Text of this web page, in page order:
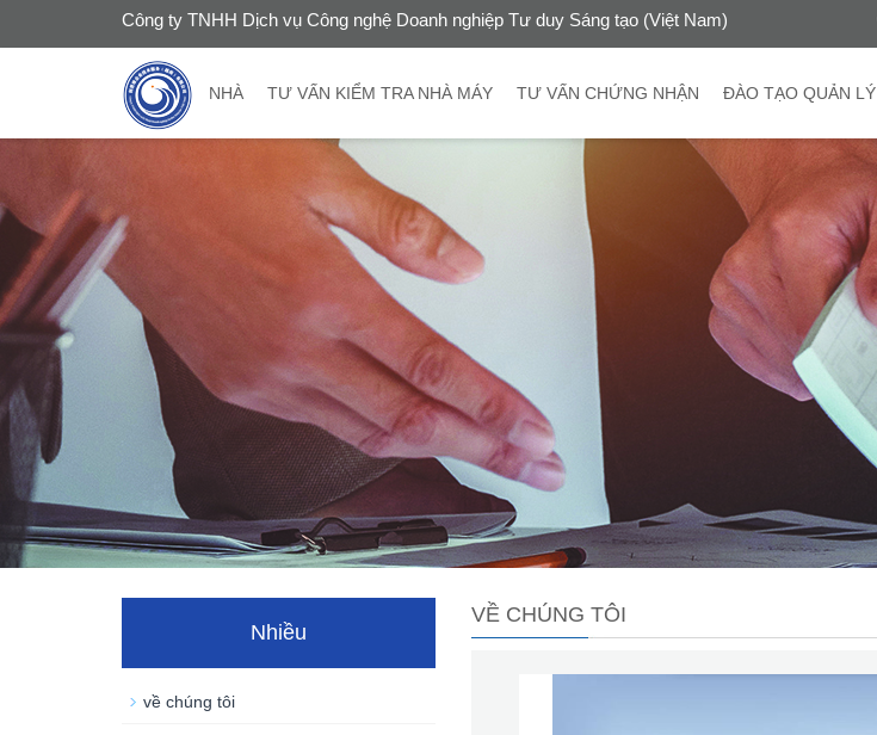
Công ty TNHH Dịch vụ Công nghệ Doanh nghiệp Tư duy Sáng tạo (Việt Nam)
NHÀ TƯ VẤN KIỂM TRA NHÀ MÁY TƯ VẤN CHỨNG NHẬN ĐÀO TẠO QUẢN LÝ
VỀ CHÚNG TÔI
Nhiều
về chúng tôi